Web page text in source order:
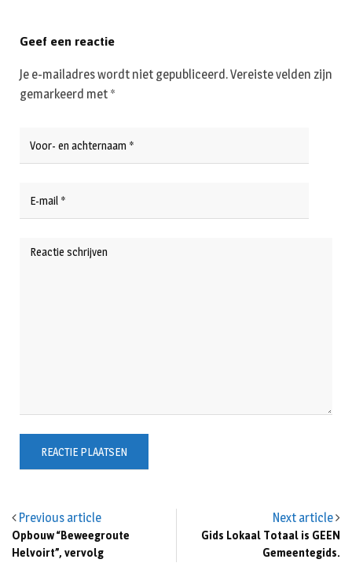
Previous article
Opbouw “Beweegroute
Helvoirt”, vervolg
Next article
Gids Lokaal Totaal is GEEN
Gemeentegids.
Geef een reactie
Je e-mailadres wordt niet gepubliceerd.Vereiste velden zijn
gemarkeerd met *